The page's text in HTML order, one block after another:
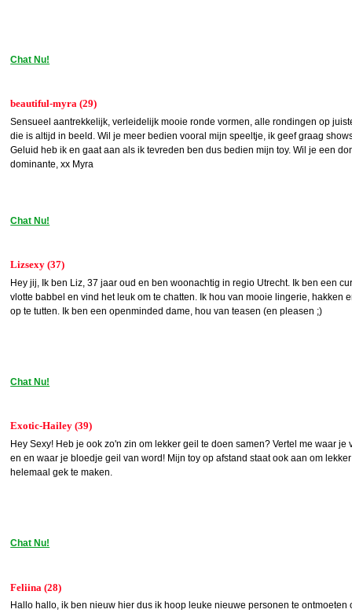
Chat Nu!
beautiful-myra (29)
Sensueel aantrekkelijk, verleidelijk mooie ronde vormen, alle rondingen op
die is altijd in beeld. Wil je meer bedien vooral mijn speeltje, ik geef graag
Geluid heb ik en gaat aan als ik tevreden ben dus bedien mijn toy. Wil je een
dominante, xx Myra
Chat Nu!
Lizsexy (37)
Hey jij, Ik ben Liz, 37 jaar oud en ben woonachtig in regio Utrecht. Ik ben een
vlotte babbel en vind het leuk om te chatten. Ik hou van mooie lingerie, hakken
op te tutten. Ik ben een openminded dame, hou van teasen (en pleasen ;)
Chat Nu!
Exotic-Hailey (39)
Hey Sexy! Heb je ook zo'n zin om lekker geil te doen samen? Vertel me waar
en en waar je bloedje geil van word! Mijn toy op afstand staat ook aan om
helemaal gek te maken.
Chat Nu!
Feliina (28)
Hallo hallo, ik ben nieuw hier dus ik hoop leuke nieuwe personen te ontmoeten